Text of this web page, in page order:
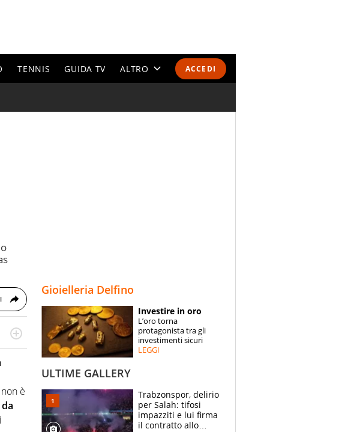
ACCEDI
TENNIS GUIDA TV ALTRO
ESPERTI
CONTATTI
è
Gioielleria Delfino
Investire in oro
L’oro torna
protagonista tra gli
investimenti sicuri
LEGGI
ULTIME GALLERY
Trabzonspor, delirio
per Salah: tifosi
impazziti e lui firma
il contratto allo